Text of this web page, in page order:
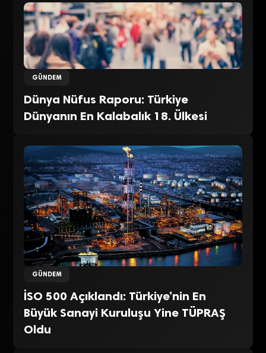
GÜNDEM
Dünya Nüfus Raporu: Türkiye
Dünyanın En Kalabalık 18. Ülkesi
GÜNDEM
İSO 500 Açıklandı: Türkiye’nin En
Büyük Sanayi Kuruluşu Yine TÜPRAŞ
Oldu